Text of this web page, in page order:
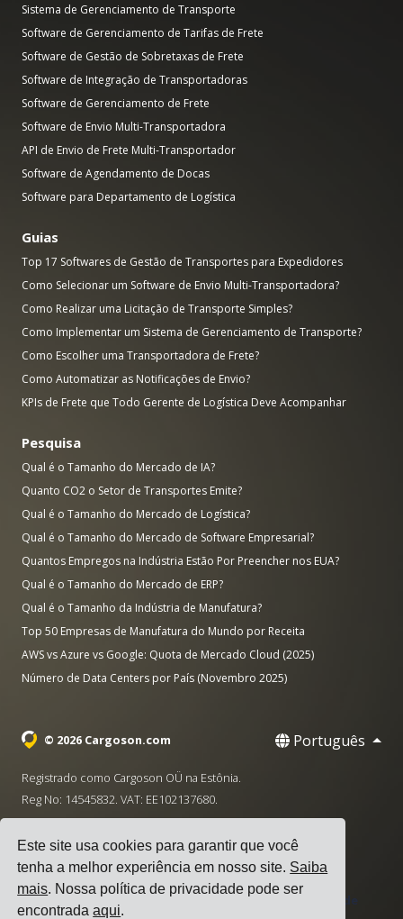
Este site usa cookies para garantir que você
tenha a melhor experiência em nosso site. Saiba
mais. Nossa política de privacidade pode ser
encontradaaqui.
Sistema de Gerenciamento de Transporte
Software de Gerenciamento de Tarifas de Frete
Software de Gestão de Sobretaxas de Frete
Software de Integração de Transportadoras
Software de Gerenciamento de Frete
Software de Envio Multi-Transportadora
API de Envio de Frete Multi-Transportador
Software de Agendamento de Docas
Software para Departamento de Logística
Guias
Top 17 Softwares de Gestão de Transportes para Expedidores
Como Selecionar um Software de Envio Multi-Transportadora?
Como Realizar uma Licitação de Transporte Simples?
Como Implementar um Sistema de Gerenciamento de Transporte?
Como Escolher uma Transportadora de Frete?
Como Automatizar as Notificações de Envio?
KPIs de Frete que Todo Gerente de Logística Deve Acompanhar
Pesquisa
Qual é o Tamanho do Mercado de IA?
Quanto CO2 o Setor de Transportes Emite?
Qual é o Tamanho do Mercado de Logística?
Qual é o Tamanho do Mercado de Software Empresarial?
Quantos Empregos na Indústria Estão Por Preencher nos EUA?
Qual é o Tamanho do Mercado de ERP?
Qual é o Tamanho da Indústria de Manufatura?
Top 50 Empresas de Manufatura do Mundo por Receita
AWS vs Azure vs Google: Quota de Mercado Cloud (2025)
Número de Data Centers por País (Novembro 2025)
© 2026 Cargoson.com Português
Registrado como Cargoson OÜ na Estônia.
Reg No: 14545832. VAT: EE102137680.
· hello@cargoson.com
Termos de Serviço Política de Privacidade
Política de